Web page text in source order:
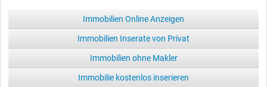
Immobilien Online Anzeigen
Immobilien Inserate von Privat
Immobilien ohne Makler
Immobilie kostenlos inserieren